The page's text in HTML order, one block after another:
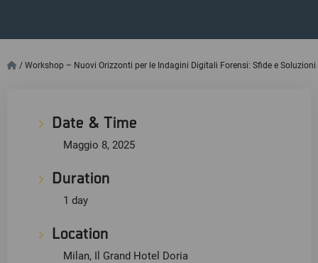
/ Workshop – Nuovi Orizzonti per le Indagini Digitali Forensi: Sfide e Soluzioni
Date & Time
Maggio 8, 2025
Duration
1 day
Location
Milan, Il Grand Hotel Doria